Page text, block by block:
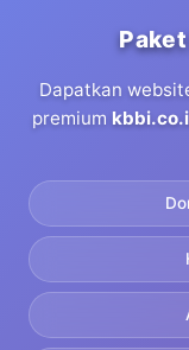
Dapatkan
premium